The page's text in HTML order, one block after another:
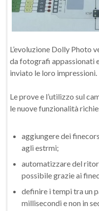
L’evoluzione Dolly Photo
da fotografi appassionati
inviato le loro impressioni.
Le prove e l’utilizzo sul
le nuove funzionalità
aggiungere dei
agli estrmi;
automatizzare del
possibile grazie ai
definire i tempi tra un
millisecondi e non in